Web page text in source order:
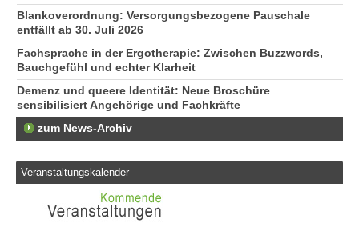
Blankoverordnung: Versorgungsbezogene Pauschale
entfällt ab 30. Juli 2026
Fachsprache in der Ergotherapie: Zwischen Buzzwords,
Bauchgefühl und echter Klarheit
Demenz und queere Identität: Neue Broschüre
sensibilisiert Angehörige und Fachkräfte
zum News-Archiv
Veranstaltungskalender